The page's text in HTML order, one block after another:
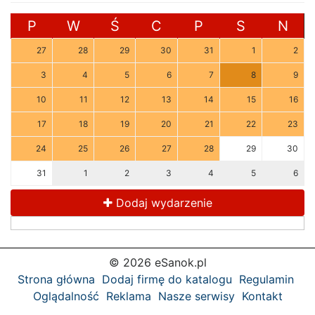
P W Ś C P S N
27 28 29 30 31 1 2
3 4 5 6 7 8 9
10 11 12 13 14 15 16
17 18 19 20 21 22 23
24 25 26 27 28 29 30
31 1 2 3 4 5 6
Dodaj wydarzenie
© 2026 eSanok.pl
Strona główna Dodaj firmę do katalogu Regulamin
Oglądalność Reklama Nasze serwisy Kontakt